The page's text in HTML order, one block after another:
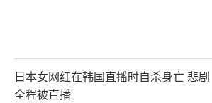
日本女网红在韩国直播时自杀身亡 悲剧
全程被直播